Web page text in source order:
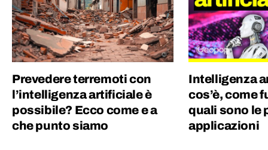
Prevedere terremoti con
l’intelligenza artificiale è
possibile? Ecco come e a
che punto siamo
Intelligenza
cos’è, come
quali sono le
applicazioni